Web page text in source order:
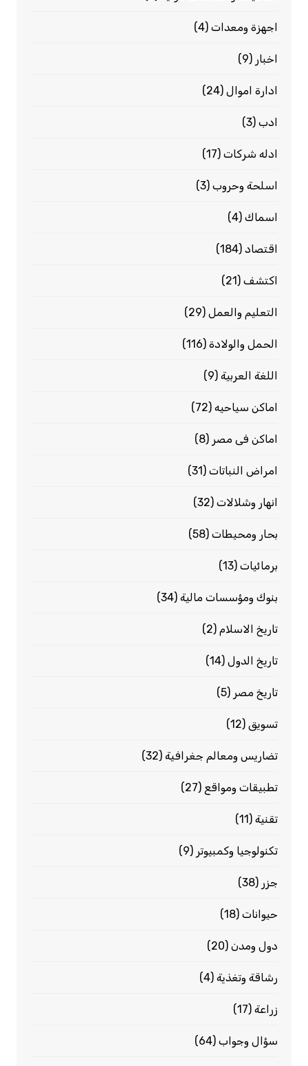
اجهزة ومعدات(4)
اخبار (9)
ادارة اموال(24)
ادب(3)
ادله شركات(17)
اسلحة وحروب(3)
اسماك(4)
اقتصاد(184)
اكتشف(21)
التعليم والعمل(29)
الحمل والولادة(116)
اللغة العربية(9)
اماكن سياحيه(72)
اماكن فى مصر (8)
امراض النباتات(31)
انهار وشلالات(32)
بحار ومحيطات(58)
برمائيات(13)
بنوك ومؤسسات مالية(34)
تاريخ الاسلام(2)
تاريخ الدول(14)
تاريخ مصر (5)
تسويق(12)
تضاريس ومعالم جغرافية(32)
تطبيقات ومواقع (27)
تقنية(11)
تكنولوجيا وكمبيوتر (9)
جزر (38)
حيوانات(18)
دول ومدن(20)
رشاقة وتغذية(4)
زراعة(17)
سؤال وجواب(64)